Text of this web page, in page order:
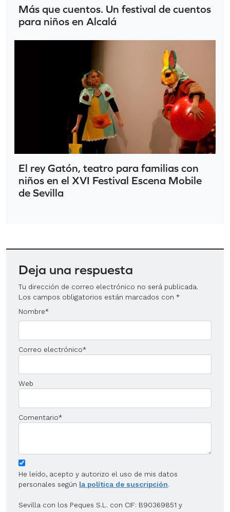
Más que cuentos. Un festival de cuentos
para niños en Alcalá
El rey Gatón, teatro para familias con
niños en el XVI Festival Escena Mobile
de Sevilla
Deja una respuesta
Tu dirección de correo electrónico no será publicada.
Los campos obligatorios están marcados con *
Nombre*
Correo electrónico*
Web
Comentario*
He leído, acepto y autorizo el uso de mis datos
personales según la política de suscripción.
Sevilla con los Peques S.L. con CIF: B90369851 y